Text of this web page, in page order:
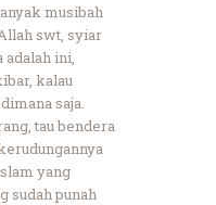
musibah
swt, syiar
adalah ini,
kalau
saja.
tau bendera
yang
sudah punah